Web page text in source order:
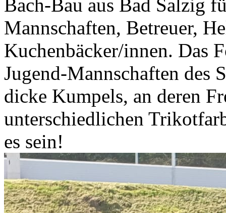
Bach-Bau aus Bad Salzig
Mannschaften, Betreuer,
Kuchenbäcker/innen. Das
Jugend-Mannschaften des
dicke Kumpels, an deren
unterschiedlichen
es sein!